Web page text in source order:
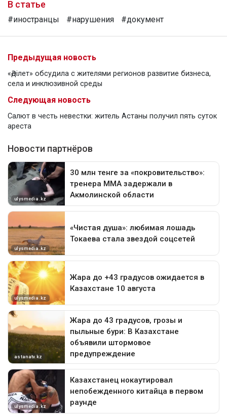
В статье
#иностранцы #нарушения #документ
Предыдущая новость
«Әділет» обсудила с жителями регионов развитие бизнеса,
села и инклюзивной среды
Следующая новость
Салют в честь невестки: житель Астаны получил пять суток
ареста